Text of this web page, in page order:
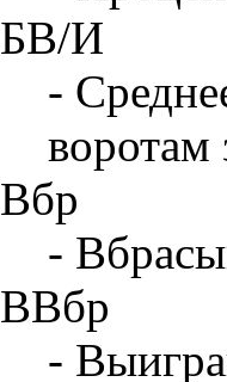
БВ/И
-
воротам
Вбр
-
ВВбр
-